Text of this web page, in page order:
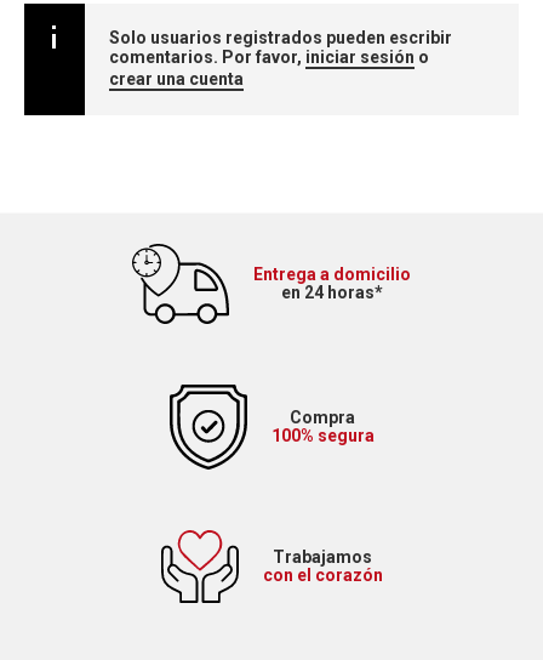
Solo usuarios registrados pueden escribir
comentarios. Por favor, iniciar sesión o
crear una cuenta
Entrega a domicilio
en 24 horas*
Compra
100% segura
Trabajamos
con el corazón